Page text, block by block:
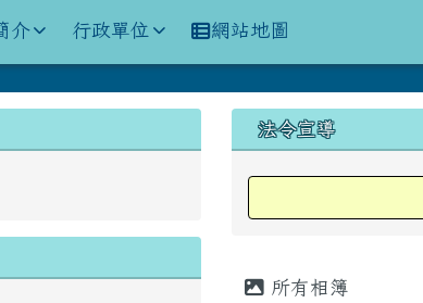
資訊網
介 行政單位 網站地圖
上中區域內容
法令宣導
主內容區域
所有相簿